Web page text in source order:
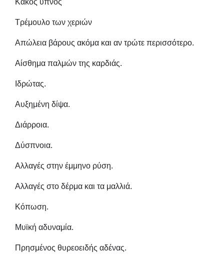
Τρέμουλο των χεριών
Απώλεια βάρους ακόμα και αν τρώτε περισσότερο.
Αίσθημα παλμών της καρδιάς.
Ιδρώτας.
Αυξημένη δίψα.
Διάρροια.
Δύσπνοια.
Αλλαγές στην έμμηνο ρύση.
Αλλαγές στο δέρμα και τα μαλλιά.
Κόπωση.
Μυϊκή αδυναμία.
Πρησμένος θυρεοειδής αδένας.